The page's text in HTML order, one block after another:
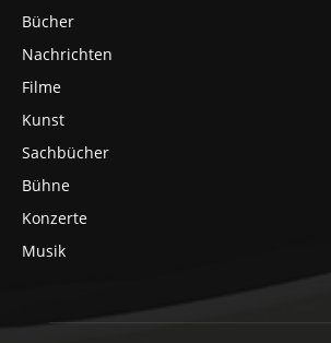
Bücher
Nachrichten
Filme
Kunst
Sachbücher
Bühne
Konzerte
Musik